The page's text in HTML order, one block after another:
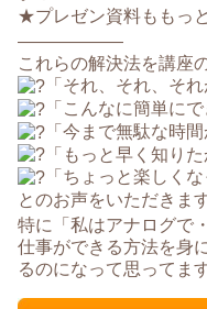
★プレゼン資料ももっ
——————
これらの解決法を講座
「それ、それ、そ
「こんなに簡単にで
「今まで無駄な時間
「もっと早く知りた
「ちょっと楽しくな
とのお声をいただきます
特に「私はアナログで
仕事ができる方法を身
るのになって思ってます